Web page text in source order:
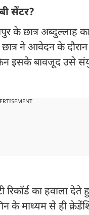
सेंटर?
के छात्र अब्दुल्लाह
ने आवेदन के दौरान
इसके बावजूद उसे
का हवाला देते
के माध्यम से ही